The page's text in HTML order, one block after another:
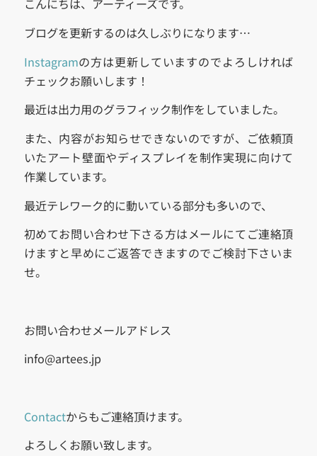
こんにちは、アーティーズです。
ブログを更新するのは久しぶりになります…
Instagramの方は更新していますのでよろしければ
チェックお願いします！
最近は出力用のグラフィック制作をしていました。
また、内容がお知らせできないのですが、ご依頼頂
いたアート壁面やディスプレイを制作実現に向けて
作業しています。
最近テレワーク的に動いている部分も多いので、
初めてお問い合わせ下さる方はメールにてご連絡頂
けますと早めにご返答できますのでご検討下さいま
せ。
お問い合わせメールアドレス
info@artees.jp
Contactからもご連絡頂けます。
よろしくお願い致します。